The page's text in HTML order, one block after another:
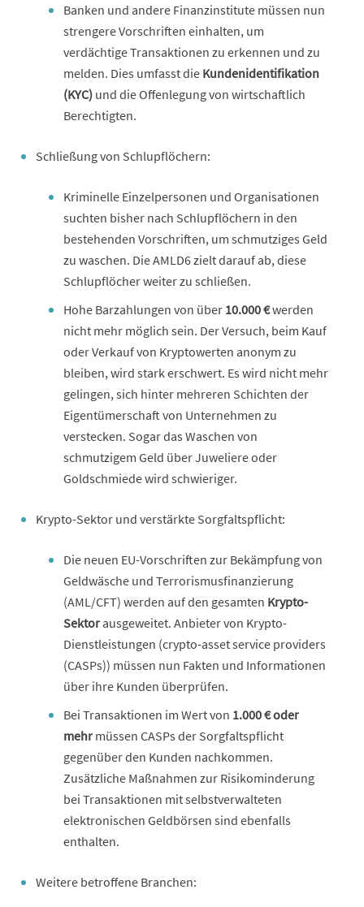
Banken und andere Finanzinstitute müssen nun
strengere Vorschriften einhalten, um
verdächtige Transaktionen zu erkennen und zu
melden. Dies umfasst die Kundenidentifikation
(KYC) und die Offenlegung von wirtschaftlich
Berechtigten.
Schließung von Schlupflöchern:
Kriminelle Einzelpersonen und Organisationen
suchten bisher nach Schlupflöchern in den
bestehenden Vorschriften, um schmutziges Geld
zu waschen. Die AMLD6 zielt darauf ab, diese
Schlupflöcher weiter zu schließen.
Hohe Barzahlungen von über 10.000 €werden
nicht mehr möglich sein. Der Versuch, beim Kauf
oder Verkauf von Kryptowerten anonym zu
bleiben, wird stark erschwert. Es wird nicht mehr
gelingen, sich hinter mehreren Schichten der
Eigentümerschaft von Unternehmen zu
verstecken. Sogar das Waschen von
schmutzigem Geld über Juweliere oder
Goldschmiede wird schwieriger.
Krypto-Sektor und verstärkte Sorgfaltspflicht:
Die neuen EU-Vorschriften zur Bekämpfung von
Geldwäsche und Terrorismusfinanzierung
(AML/CFT) werden auf den gesamten Krypto-
Sektor ausgeweitet. Anbieter von Krypto-
Dienstleistungen (crypto-asset service providers
(CASPs)) müssen nun Fakten und Informationen
über ihre Kunden überprüfen.
Bei Transaktionen im Wert von 1.000 € oder
mehr müssen CASPs der Sorgfaltspflicht
gegenüber den Kunden nachkommen.
Zusätzliche Maßnahmen zur Risikominderung
bei Transaktionen mit selbstverwalteten
elektronischen Geldbörsen sind ebenfalls
enthalten.
Weitere betroffene Branchen: